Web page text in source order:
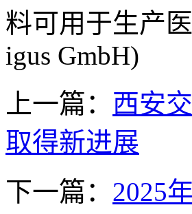
料可用于生产
igus GmbH)
上一篇： 西安
取得新进展
下一篇： 2025